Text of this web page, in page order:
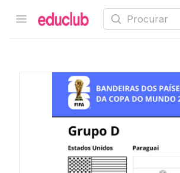
Open menu
Educlub Procurar